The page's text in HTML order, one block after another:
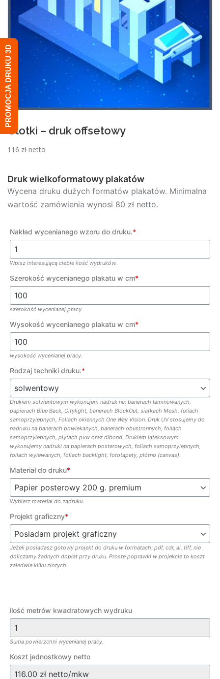
Ulotki – druk offsetowy
116 zł netto
Druk wielkoformatowy plakatów
Wycena druku dużych formatów plakatów. Minimalna
wartość zamówienia wynosi 80 zł netto.
Nakład wycenianego wzoru do druku.*
Wpisz interesującą ciebie ilość wydruków.
Szerokość wycenianego plakatu w cm*
szerokość wycenianej pracy.
Wysokość wycenianego plakatu w cm*
wysokość wycenianej pracy.
Rodzaj techniki druku.*
Drukiem solwentowym wykonujem nadruk na: banerach laminowanych,
papierach Blue Back, Citylight, banerach BlockOut, siatkach Mesh, foliach
samoprzylepnych, Foliach okiennych One Way Vision. Druk UV stosujemy do
nadruku na banerach powlekanych, banerach obustronnych, foliach
samoprzylepnych, płytach pvw oraz dibond. Drukiem lateksowym
wykonujemy nadruki na papierach posterowych, foliach samoprzylepnych,
foliach wylewanych, foliach backlight, fototapety, płótno (canvas).
Materiał do druku*
Wybierz materiał do zadruku.
Projekt graficzny*
Jeżeli posiadasz gotowy projekt do druku w formatach: pdf, cdr, ai, tiff, nie
doliczamy żadnych dopłat przy druku. Proste poprawki w projekcie to koszt
zaledwie kilku złotych.
ilość metrów kwadratowych wydruku
Suma powierzchni wycenianej pracy.
Koszt jednostkowy netto
PROMOCJA DRUKU 3D